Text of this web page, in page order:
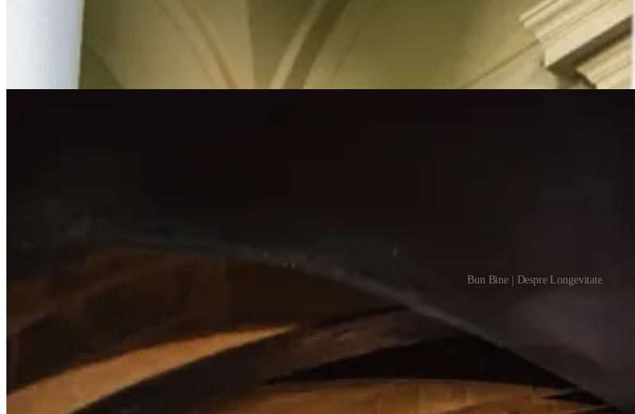
Bun Bine | Despre Longevitate
Sunt recunoscator si tare implinit ca am reusit sa facem proiectul asta si am primit multe aprecieri pentru el si vreau sa le
au pus umarul alături de mine la toata experienta asta. 🙏🏻 Si in mod special echipei mele fara de care acest proiect nu ar
Sabina + Medina Pop. 🙏🏻.
📹 Avanpremiera: